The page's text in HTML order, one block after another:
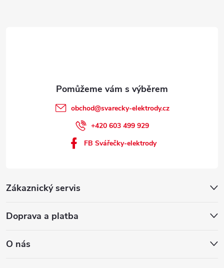
Zákaznický servis
Doprava a platba
O nás
obchod@svarecky-elektrody.cz
+420 603 499 929
FB Svářečky-elektrody